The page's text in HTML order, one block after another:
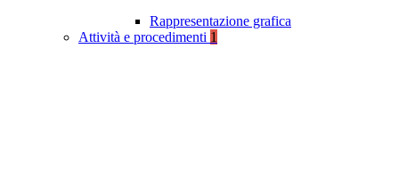
Rappresentazione grafica
Attività e procedimenti 1